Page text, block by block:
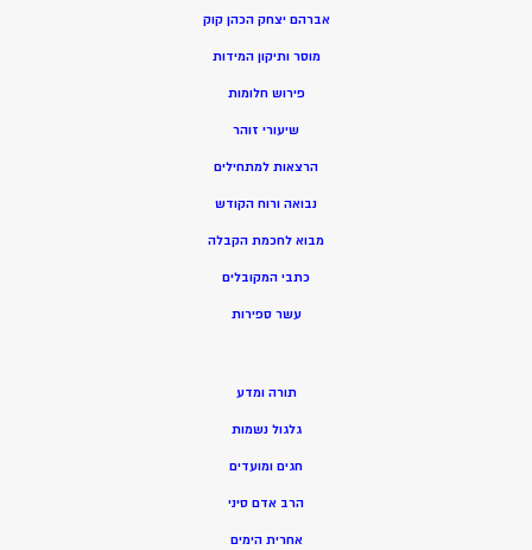
אברהם יצחק הכהן קוק
מוסר ותיקון המידות
פירוש חלומות
שיעורי זוהר
הרצאות למתחילים
נבואה ורוח הקודש
מבוא לחכמת הקבלה
כתבי המקובלים
עשר ספירות
תורה ומדע
גלגול נשמות
חגים ומועדים
הרב אדם סיני
אחרית הימים